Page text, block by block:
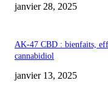
janvier 28, 2025
AK-47 CBD : bienfaits,
cannabidiol
janvier 13, 2025